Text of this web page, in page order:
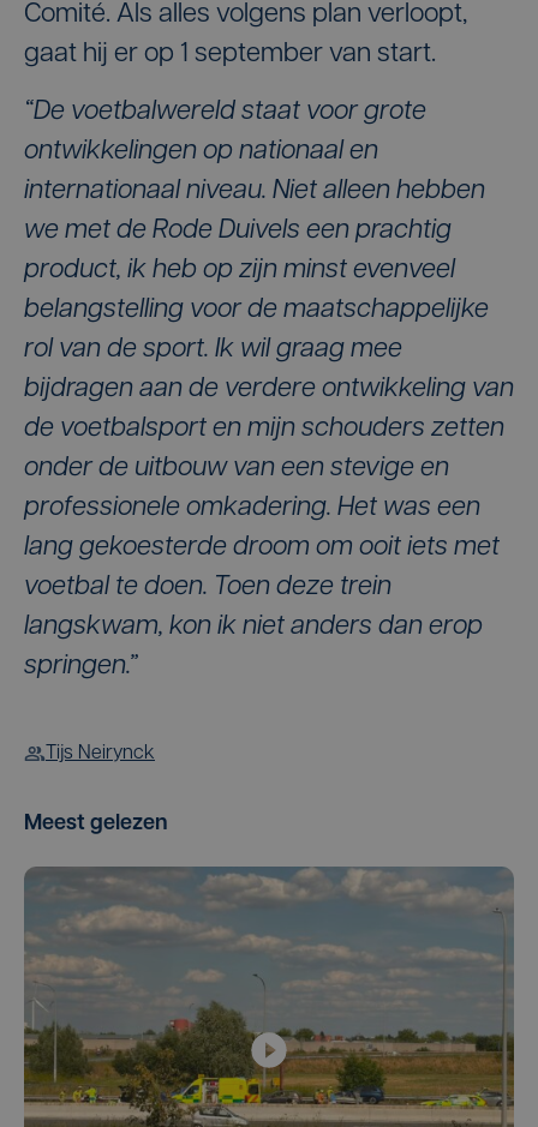
Comité. Als alles volgens plan verloopt,
gaat hij er op 1 september van start.
“De voetbalwereld staat voor grote
ontwikkelingen op nationaal en
internationaal niveau. Niet alleen hebben
we met de Rode Duivels een prachtig
product, ik heb op zijn minst evenveel
belangstelling voor de maatschappelijke
rol van de sport. Ik wil graag mee
bijdragen aan de verdere ontwikkeling van
de voetbalsport en mijn schouders zetten
onder de uitbouw van een stevige en
professionele omkadering. Het was een
lang gekoesterde droom om ooit iets met
voetbal te doen. Toen deze trein
langskwam, kon ik niet anders dan erop
springen.”
Tijs Neirynck
Meest gelezen